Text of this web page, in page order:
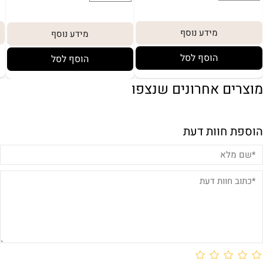
אריזת מתנה
מידע נוסף
הוסף לסל
מידע נוסף
הוסף לסל
מוצרים אחרונים שנצפו
הוספת חוות דעת